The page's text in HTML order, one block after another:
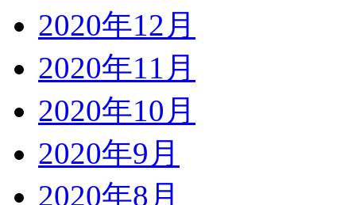
2020年12月
2020年11月
2020年10月
2020年9月
2020年8月